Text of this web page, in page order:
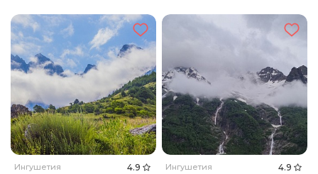
Ингушетия 4.9 Ингушетия 4.9